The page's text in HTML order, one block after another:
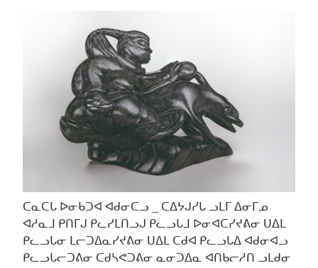
ᑕᓇᑕᒐ ᐅᓂᑲᑐᐊ ᐊᑯᓂᑕᓗ _ ᑕᐃᔭᒍᓯᒐ ᓗᒪᒥ ᐃᓂᒥᓄ
ᐊᓱᓇᒧ ᑭᑎᒥᒍ ᑭᓚᓯᒪᑎᓗᒍ ᑭᓚᓗᒐᒧ ᐅᓂᐊᑕᓯᔪᕕᓂ ᑌᐃᒪ
ᑭᓚᓗᒐᓂ ᒪᓕᑐᐃᓇᓯᔪᕕᓂ ᑌᐃᒪ ᑕᑯᐊ ᑭᓚᓗᒐᐃ ᐊᑯᓂᐊᓗ
ᑭᓚᓗᒐᓕᑐᕕᓂ ᑕᑯᓴᕙᑐᕕᓂ ᓇᓂᑐᐃᓇ ᐊᑎᑲᓕᓱᑎ ᓗᒪᑯᓂ